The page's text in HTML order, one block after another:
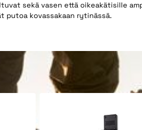
sekä vasen että oikeakätisille
putoa kovassakaan rytinässä.